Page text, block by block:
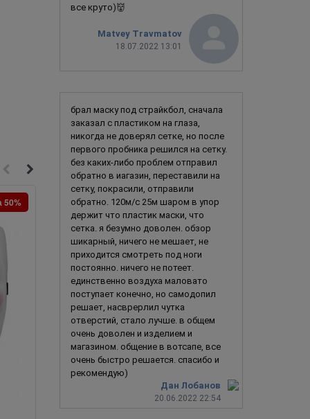
50%
Matvey Travmatov
18.07.2022 13:01
все круто)👹
Дан Лобанов
20.06.2022 22:54
брал маску под страйкбол, сначала
заказал с пластиком на глаза,
никогда не доверял сетке, но после
первого пробника решился на сетку.
без каких-либо проблем отправил
обратно в иагазин, переставили на
сетку, покрасили, отправили
обратно. 120м/с 25м шаром в упор
держит что пластик маски, что
сетка. я безумно доволен. обзор
шикарный, ничего не мешает, не
приходится смотреть под ноги
постоянно. ничего не потеет.
единственно воздуха маловато
поступает конечно, но самодопил
решает, насврерлил чутка
отверстий, стало лучше. в общем
очень доволен и изделием и
магазином. общение в вотсапе, все
очень быстро решается. спасибо и
рекомендую)